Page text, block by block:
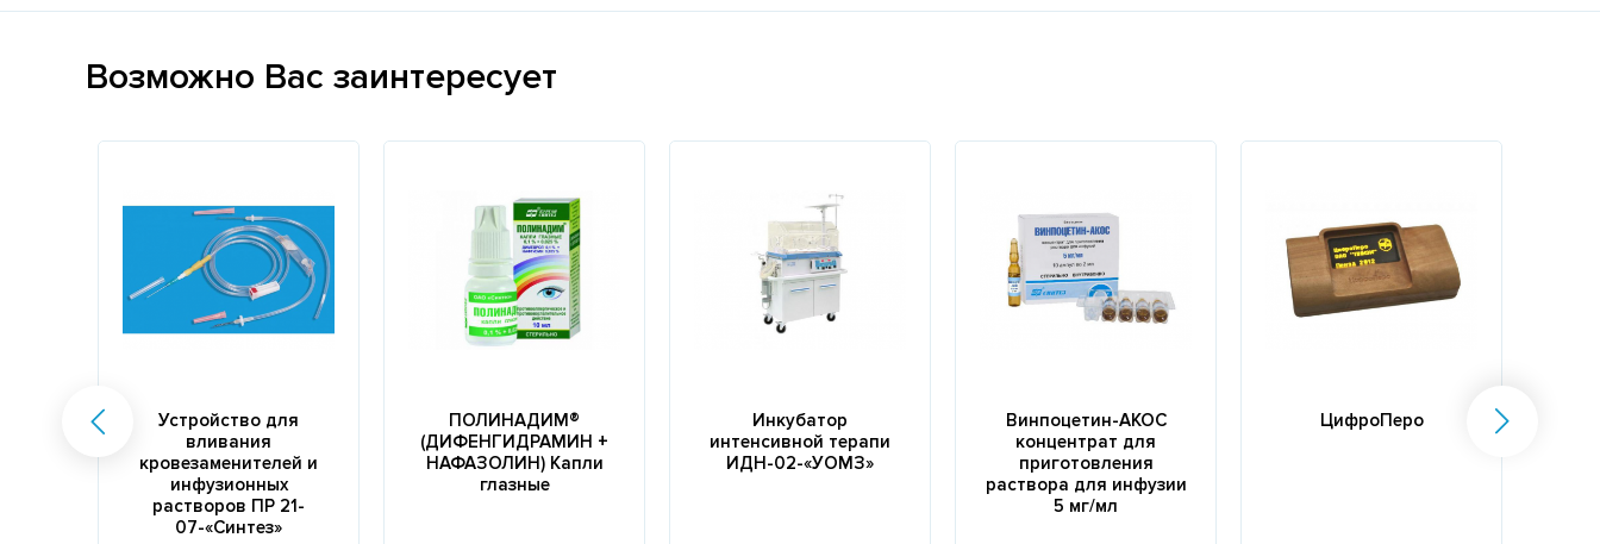
Возможно Вас заинтересует
Устройство для
вливания
кровезаменителей и
инфузионных
растворов ПР 21-
07-«Синтез»
ПОЛИНАДИМ®
(ДИФЕНГИДРАМИН +
НАФАЗОЛИН) Капли
глазные
Инкубатор
интенсивной терапи
ИДН-02-«УОМЗ»
Винпоцетин-АКОС
концентрат для
приготовления
раствора для инфузии
5 мг/мл
ЦифроПеро